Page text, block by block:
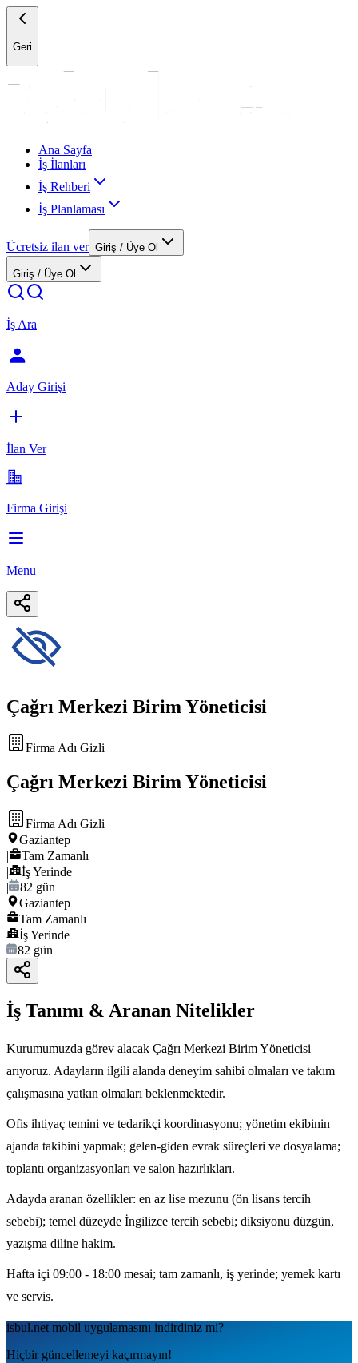
Geri
Ana Sayfa
İş İlanları
İş Rehberi
İş Planlaması
Ücretsiz ilan ver Giriş / Üye Ol
Giriş / Üye Ol
İş Ara
Aday Girişi
İlan Ver
Firma Girişi
Menu
Çağrı Merkezi Birim Yöneticisi
Firma Adı Gizli
Çağrı Merkezi Birim Yöneticisi
Firma Adı Gizli
Gaziantep
|
Tam Zamanlı
|
İş Yerinde
|
82 gün
Gaziantep
Tam Zamanlı
İş Yerinde
82 gün
İş Tanımı & Aranan Nitelikler
Kurumumuzda görev alacak Çağrı Merkezi Birim Yöneticisi
arıyoruz. Adayların ilgili alanda deneyim sahibi olmaları ve takım
çalışmasına yatkın olmaları beklenmektedir.
Ofis ihtiyaç temini ve tedarikçi koordinasyonu; yönetim ekibinin
ajanda takibini yapmak; gelen-giden evrak süreçleri ve dosyalama;
toplantı organizasyonları ve salon hazırlıkları.
Adayda aranan özellikler: en az lise mezunu (ön lisans tercih
sebebi); temel düzeyde İngilizce tercih sebebi; diksiyonu düzgün,
yazışma diline hakim.
Hafta içi 09:00 - 18:00 mesai; tam zamanlı, iş yerinde; yemek kartı
ve servis.
isbul.net mobil uygulamаsını indirdiniz mi?
Hiçbir güncellemeyi kaçırmayın!